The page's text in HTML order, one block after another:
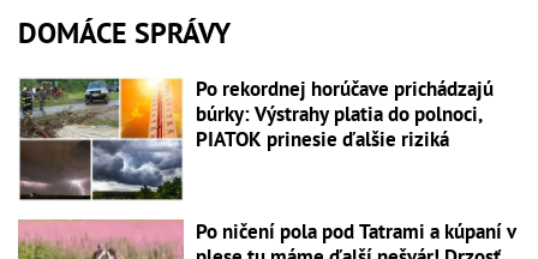
DOMÁCE SPRÁVY
Po rekordnej horúčave prichádzajú
búrky: Výstrahy platia do polnoci,
PIATOK prinesie ďalšie riziká
Po ničení pola pod Tatrami a kúpaní v